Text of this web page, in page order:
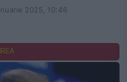
2025, 10:46